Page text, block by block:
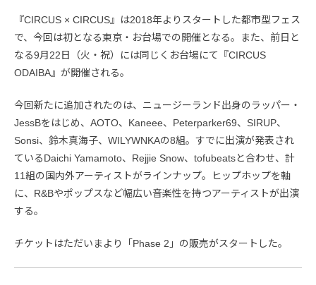
『CIRCUS × CIRCUS』は2018年よりスタートした都市型フェス
で、今回は初となる東京・お台場での開催となる。また、前日と
なる9月22日（火・祝）には同じくお台場にて『CIRCUS
ODAIBA』が開催される。
今回新たに追加されたのは、ニュージーランド出身のラッパー・
JessBをはじめ、AOTO、Kaneee、Peterparker69、SIRUP、
Sonsi、鈴木真海子、WILYWNKAの8組。すでに出演が発表され
ているDaichi Yamamoto、Rejjie Snow、tofubeatsと合わせ、計
11組の国内外アーティストがラインナップ。ヒップホップを軸
に、R&Bやポップスなど幅広い音楽性を持つアーティストが出演
する。
チケットはただいまより「Phase 2」の販売がスタートした。